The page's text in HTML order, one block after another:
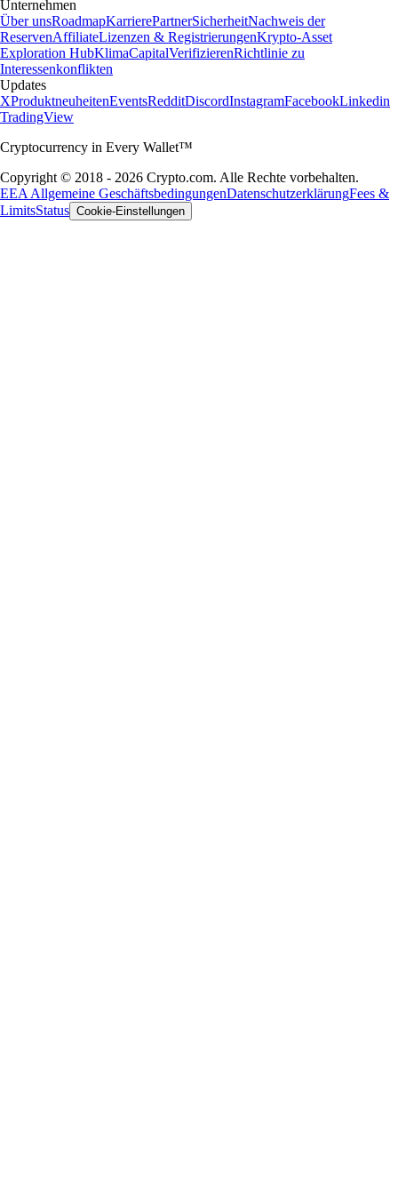
Unternehmen
Über unsRoadmapKarrierePartnerSicherheitNachweis der
ReservenAffiliateLizenzen & RegistrierungenKrypto-Asset
Exploration HubKlimaCapitalVerifizierenRichtlinie zu
Interessenkonflikten
Updates
XProduktneuheitenEventsRedditDiscordInstagramFacebookLinkedin
TradingView
Cryptocurrency in Every Wallet™
Copyright © 2018 - 2026 Crypto.com. Alle Rechte vorbehalten.
EEA Allgemeine GeschäftsbedingungenDatenschutzerklärungFees &
LimitsStatus Cookie-Einstellungen